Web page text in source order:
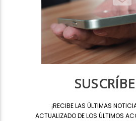
¡RECIBE LAS ÚLTIMAS
ACTUALIZADO DE LOS ÚLTIMOS